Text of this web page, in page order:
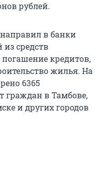
рублей.
в банки
из средств
кредитов,
жилья. На
6365
граждан в Тамбове,
и других городов